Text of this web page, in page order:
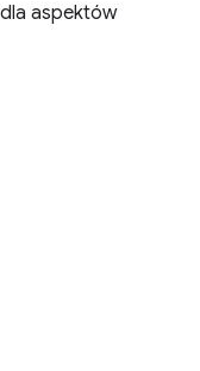
aspektów